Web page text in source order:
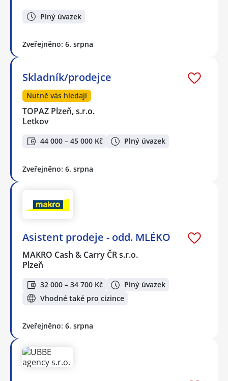
Plný úvazek
Zveřejněno: 6. srpna
Skladník/prodejce
Nutně vás hledají
TOPAZ Plzeň, s.r.o.
Letkov
44 000 – 45 000 Kč Plný úvazek
Zveřejněno: 6. srpna
Asistent prodeje - odd. MLÉKO
MAKRO Cash & Carry ČR s.r.o.
Plzeň
32 000 – 34 700 Kč
Plný úvazek
Vhodné také pro cizince
Zveřejněno: 6. srpna